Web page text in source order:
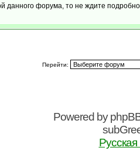
данного форума, то не ждите
Перейти:
Powered by